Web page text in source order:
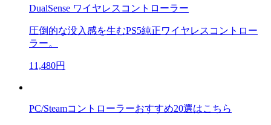
DualSense ワイヤレスコントローラー
圧倒的な没入感を生むPS5純正ワイヤレスコントロー
ラー。
11,480円
PC/Steamコントローラーおすすめ20選はこちら